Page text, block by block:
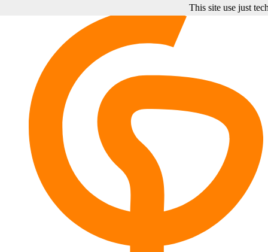
This site use just